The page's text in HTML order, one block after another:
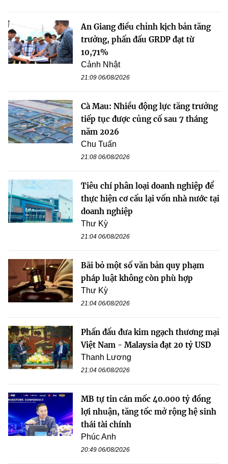
An Giang điều chỉnh kịch bản tăng
trưởng, phấn đấu GRDP đạt từ
10,71%
Cảnh Nhật
21:09 06/08/2026
Cà Mau: Nhiều động lực tăng trưởng
tiếp tục được củng cố sau 7 tháng
năm 2026
Chu Tuấn
21:08 06/08/2026
Tiêu chí phân loại doanh nghiệp để
thực hiện cơ cấu lại vốn nhà nước tại
doanh nghiệp
Thư Kỳ
21:04 06/08/2026
Bãi bỏ một số văn bản quy phạm
pháp luật không còn phù hợp
Thư Kỳ
21:04 06/08/2026
Phấn đấu đưa kim ngạch thương mại
Việt Nam - Malaysia đạt 20 tỷ USD
Thanh Lương
21:04 06/08/2026
MB tự tin cán mốc 40.000 tỷ đồng
lợi nhuận, tăng tốc mở rộng hệ sinh
thái tài chính
Phúc Anh
20:49 06/08/2026